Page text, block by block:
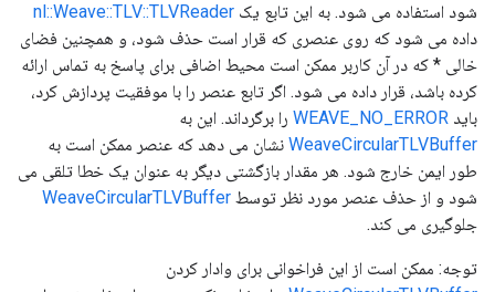
شود استفاده می شود. به این تابع یک nl::Weave::TLV::TLVReader
داده می شود که روی عنصری که قرار است حذف شود، و همچنین فضای
خالی * که در آن کاربر ممکن است محیط اضافی برای پاسخ به تماس ارائه
کرده باشد، قرار داده می شود. اگر تابع عنصر را با موفقیت پردازش کرد،
باید WEAVE_NO_ERROR را برگرداند. این به
WeaveCircularTLVBuffer نشان می دهد که عنصر ممکن است به
طور ایمن خارج شود. هر مقدار بازگشتی دیگر به عنوان یک خطا تلقی می
شود و از حذف عنصر مورد نظر توسط WeaveCircularTLVBuffer
جلوگیری می کند.
توجه: ممکن است از این فراخوانی برای وادار کردن